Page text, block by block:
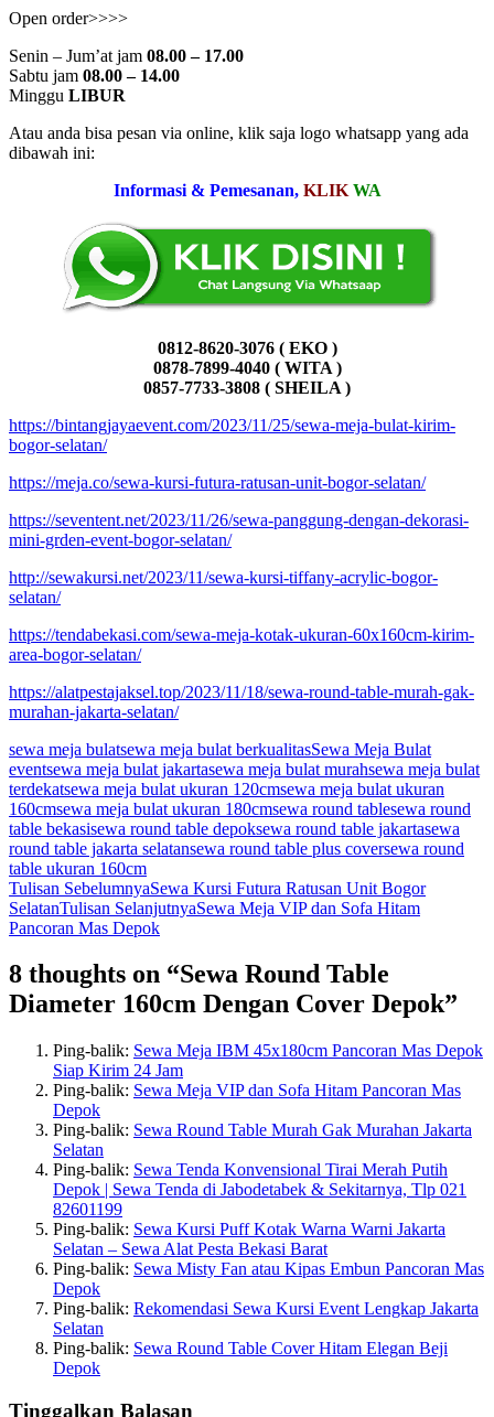
Open order>>>>
Senin – Jum’at jam 08.00 – 17.00
Sabtu jam 08.00 – 14.00
Minggu LIBUR
Atau anda bisa pesan via online, klik saja logo whatsapp yang ada
dibawah ini:
Informasi & Pemesanan, KLIK WA
0812-8620-3076 ( EKO )
0878-7899-4040 ( WITA )
0857-7733-3808 ( SHEILA )
https://bintangjayaevent.com/2023/11/25/sewa-meja-bulat-kirim-
bogor-selatan/
https://meja.co/sewa-kursi-futura-ratusan-unit-bogor-selatan/
https://seventent.net/2023/11/26/sewa-panggung-dengan-dekorasi-
mini-grden-event-bogor-selatan/
http://sewakursi.net/2023/11/sewa-kursi-tiffany-acrylic-bogor-
selatan/
https://tendabekasi.com/sewa-meja-kotak-ukuran-60x160cm-kirim-
area-bogor-selatan/
https://alatpestajaksel.top/2023/11/18/sewa-round-table-murah-gak-
murahan-jakarta-selatan/
sewa meja bulatsewa meja bulat berkualitasSewa Meja Bulat
eventsewa meja bulat jakartasewa meja bulat murahsewa meja bulat
terdekatsewa meja bulat ukuran 120cmsewa meja bulat ukuran
160cmsewa meja bulat ukuran 180cmsewa round tablesewa round
table bekasisewa round table depoksewa round table jakartasewa
round table jakarta selatansewa round table plus coversewa round
table ukuran 160cm
Navigasi
Tulisan
Tulisan SebelumnyaSewa Kursi Futura Ratusan Unit Bogor
SelatanTulisan SelanjutnyaSewa Meja VIP dan Sofa Hitam
Pancoran Mas Depok
8 thoughts on “Sewa Round Table
Diameter 160cm Dengan Cover Depok”
Ping-balik: Sewa Meja IBM 45x180cm Pancoran Mas Depok
Siap Kirim 24 Jam
Ping-balik: Sewa Meja VIP dan Sofa Hitam Pancoran Mas
Depok
Ping-balik: Sewa Round Table Murah Gak Murahan Jakarta
Selatan
Ping-balik: Sewa Tenda Konvensional Tirai Merah Putih
Depok | Sewa Tenda di Jabodetabek & Sekitarnya, Tlp 021
82601199
Ping-balik: Sewa Kursi Puff Kotak Warna Warni Jakarta
Selatan – Sewa Alat Pesta Bekasi Barat
Ping-balik: Sewa Misty Fan atau Kipas Embun Pancoran Mas
Depok
Ping-balik: Rekomendasi Sewa Kursi Event Lengkap Jakarta
Selatan
Ping-balik: Sewa Round Table Cover Hitam Elegan Beji
Depok
Tinggalkan Balasan